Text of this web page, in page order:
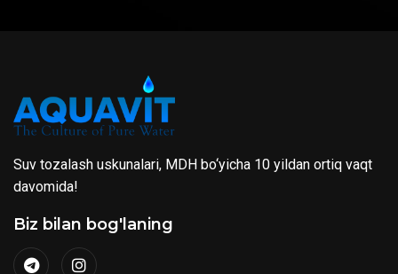
Suv tozalash uskunalari, MDH bo‘yicha 10 yildan ortiq vaqt
davomida!
Biz bilan bog'laning